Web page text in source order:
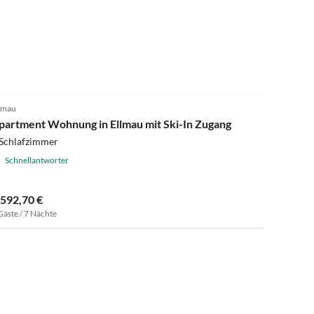
Wohnung in Ellmau mit Ski-In Zugang
Schnellantworter
€
/ 7 Nächte